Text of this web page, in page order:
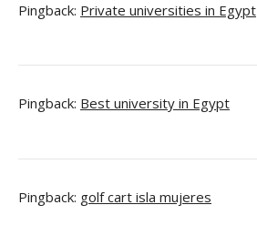
Pingback: Private universities in Egypt
Pingback: Best university in Egypt
Pingback: golf cart isla mujeres